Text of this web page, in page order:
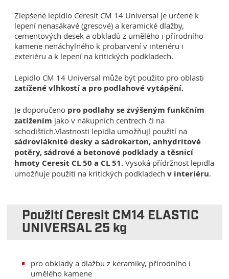
Zlepšené lepidlo Ceresit CM 14 Universal je určené k
lepení nenasákavé (gresové) a keramické dlažby,
cementových desek a obkladů z umělého i přírodního
kamene nenáchylného k probarvení v interiéru i
exteriéru a k lepení na kritických podkladech.
Lepidlo CM 14 Universal může být použito pro oblasti
zatížené vlhkostí a pro podlahové vytápění.
Je doporučeno pro podlahy se zvýšeným funkčním
zatížením jako v nákupních centrech či na
schodištích.Vlastnosti lepidla umožňují použití na
sádrovláknité desky a sádrokarton, anhydritové
potěry, sádrové a betonové podklady a těsnicí
hmoty Ceresit CL 50 a CL 51. Vysoká přídržnost lepidla
umožňuje použití na kritických podkladechv interiéru.
Použití Ceresit CM14 ELASTIC
UNIVERSAL 25 kg
pro obklady a dlažbu z keramiky, přírodního i
umělého kamene